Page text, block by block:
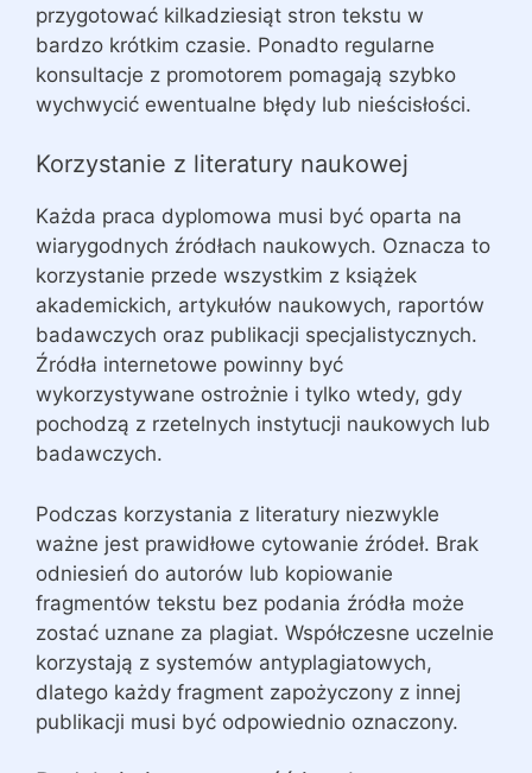
przygotować kilkadziesiąt stron tekstu w
bardzo krótkim czasie. Ponadto regularne
konsultacje z promotorem pomagają szybko
wychwycić ewentualne błędy lub nieścisłości.
Korzystanie z literatury naukowej
Każda praca dyplomowa musi być oparta na
wiarygodnych źródłach naukowych. Oznacza to
korzystanie przede wszystkim z książek
akademickich, artykułów naukowych, raportów
badawczych oraz publikacji specjalistycznych.
Źródła internetowe powinny być
wykorzystywane ostrożnie i tylko wtedy, gdy
pochodzą z rzetelnych instytucji naukowych lub
badawczych.
Podczas korzystania z literatury niezwykle
ważne jest prawidłowe cytowanie źródeł. Brak
odniesień do autorów lub kopiowanie
fragmentów tekstu bez podania źródła może
zostać uznane za plagiat. Współczesne uczelnie
korzystają z systemów antyplagiatowych,
dlatego każdy fragment zapożyczony z innej
publikacji musi być odpowiednio oznaczony.